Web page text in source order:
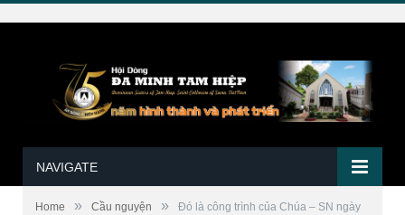
NAVIGATE
Home » Cầu nguyện »
Đó là công trình của Chúa – SN ngày